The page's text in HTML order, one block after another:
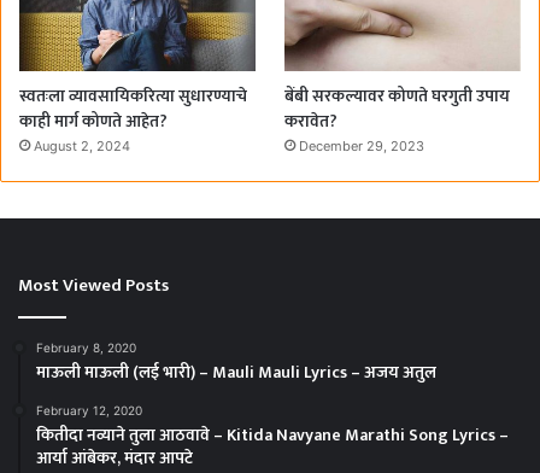
स्वतःला व्यावसायिकरित्या सुधारण्याचे
काही मार्ग कोणते आहेत?
August 2, 2024
बेंबी सरकल्यावर कोणते घरगुती उपाय
करावेत?
December 29, 2023
Most Viewed Posts
February 8, 2020
माऊली माऊली (लई भारी) – Mauli Mauli Lyrics – अजय अतुल
February 12, 2020
कितीदा नव्याने तुला आठवावे – Kitida Navyane Marathi Song Lyrics –
आर्या आंबेकर, मंदार आपटे